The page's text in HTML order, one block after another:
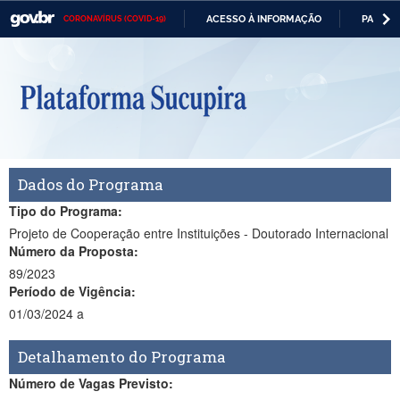
CORONAVÍRUS (COVID-19) ACESSO À INFORMAÇÃO
Casa Civil
Ministério da Defesa
Ministério da Economia
Ministério da Infraestrutura
Ministério da Agricultura, Pecuária e Abastecimento
Ministério da Educação
Ministério da Cidadania
Ministério da Saúde
Ministério de Minas e Energia
Dados do Programa
Tipo do Programa:
Projeto de Cooperação entre Instituições - Doutorado Internacional
Número da Proposta:
89/2023
Período de Vigência:
01/03/2024 a
Detalhamento do Programa
Número de Vagas Previsto: